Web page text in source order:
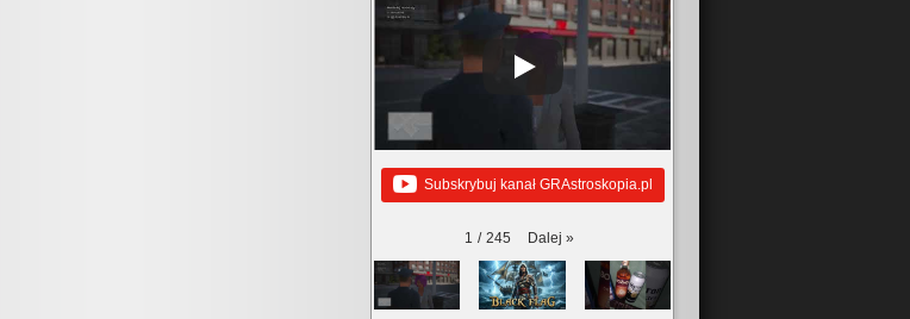
Subskrybuj kanał GRAstroskopia.pl
1 / 245 Dalej »